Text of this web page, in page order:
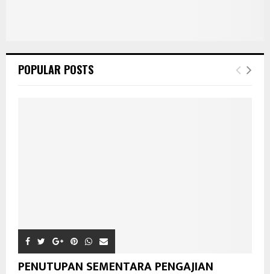
POPULAR POSTS
PENUTUPAN SEMENTARA PENGAJIAN